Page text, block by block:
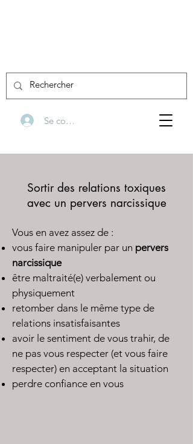
Se connecter
Sortir des relations toxiques
avec un pervers narcissique
Vous en avez assez de :
vous faire manipuler par un pervers
narcissique
être maltraité(e) verbalement ou
physiquement
retomber dans le même type de
relations insatisfaisantes
avoir le sentiment de vous trahir, de
ne pas vous respecter (et vous faire
respecter) en acceptant la situation
perdre confiance en vous